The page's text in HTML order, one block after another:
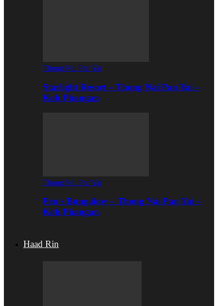
Thong Nai Pan Yai
Starlight Resort – Thong Nai Pan Yai –
Koh Phangan
Thong Nai Pan Yai
Pen`s Bungalow – Thong Nai Pan Yai –
Koh Phangan
Haad Rin